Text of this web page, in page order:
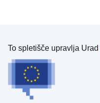
To spletišče upravlja Urad